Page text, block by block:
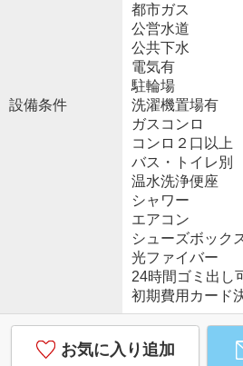
設備条件
都市ガス
公営水道
公共下水
電気有
駐輪場
洗濯機置場有
ガスコンロ
コンロ２口以上
バス・トイレ別
温水洗浄便座
シャワー
エアコン
シューズボック
光ファイバー
24時間ゴミ出し
初期費用カード
お気に入り追加